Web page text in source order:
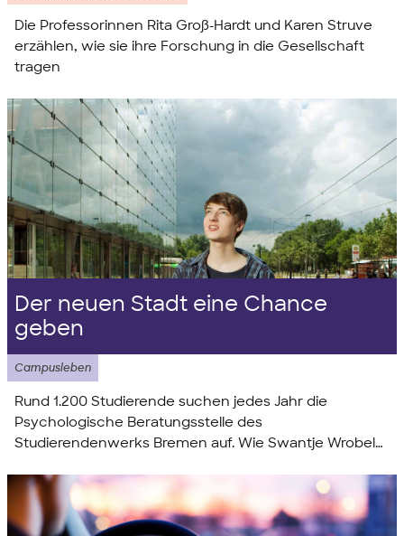
Die Professorinnen Rita Groß-Hardt und Karen Struve
erzählen, wie sie ihre Forschung in die Gesellschaft
tragen
Der neuen Stadt eine Chance
geben
Campusleben
Rund 1.200 Studierende suchen jedes Jahr die
Psychologische Beratungsstelle des
Studierendenwerks Bremen auf. Wie Swantje Wrobel
Mal: Heimweh.